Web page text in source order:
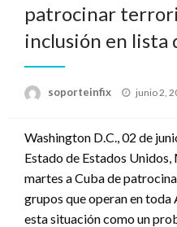
patrocinar
inclusión en lista
soporteinfix
Publicado
junio 2,
Washington D.C., 02 de
Estado de Estados
martes a Cuba de
grupos que operan en
esta situación como un